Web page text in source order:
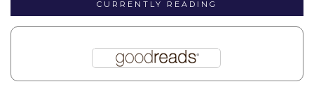
CURRENTLY READING